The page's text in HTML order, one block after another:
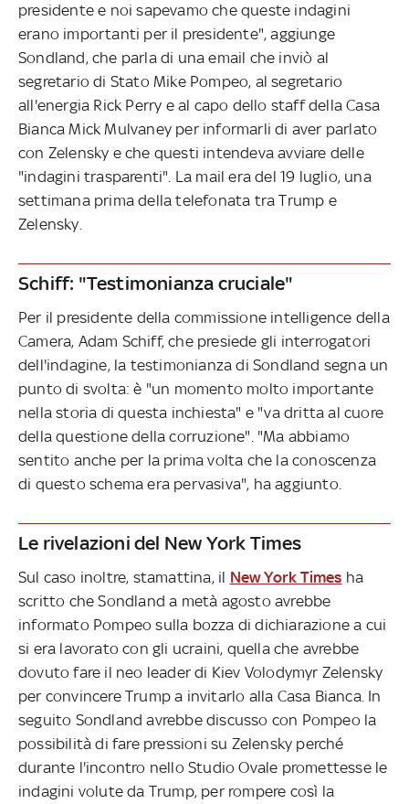
presidente e noi sapevamo che queste indagini
erano importanti per il presidente", aggiunge
Sondland, che parla di una email che inviò al
segretario di Stato Mike Pompeo, al segretario
all'energia Rick Perry e al capo dello staff della Casa
Bianca Mick Mulvaney per informarli di aver parlato
con Zelensky e che questi intendeva avviare delle
"indagini trasparenti". La mail era del 19 luglio, una
settimana prima della telefonata tra Trump e
Zelensky.
Schiff: "Testimonianza cruciale"
Per il presidente della commissione intelligence della
Camera, Adam Schiff, che presiede gli interrogatori
dell'indagine, la testimonianza di Sondland segna un
punto di svolta: è "un momento molto importante
nella storia di questa inchiesta" e "va dritta al cuore
della questione della corruzione". "Ma abbiamo
sentito anche per la prima volta che la conoscenza
di questo schema era pervasiva", ha aggiunto.
Le rivelazioni del New York Times
Sul caso inoltre, stamattina, il New York Times ha
scritto che Sondland a metà agosto avrebbe
informato Pompeo sulla bozza di dichiarazione a cui
si era lavorato con gli ucraini, quella che avrebbe
dovuto fare il neo leader di Kiev Volodymyr Zelensky
per convincere Trump a invitarlo alla Casa Bianca. In
seguito Sondland avrebbe discusso con Pompeo la
possibilità di fare pressioni su Zelensky perché
durante l'incontro nello Studio Ovale promettesse le
indagini volute da Trump, per rompere così la